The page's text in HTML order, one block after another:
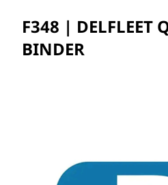
F348 | DELFLEET
BINDER